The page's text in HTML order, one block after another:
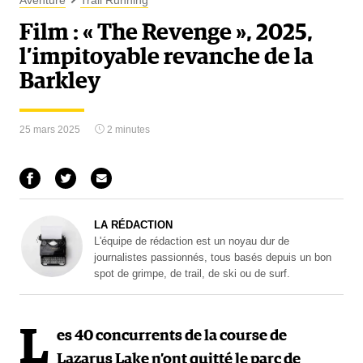
Film : « The Revenge », 2025,
l’impitoyable revanche de la
Barkley
25 mars 2025 2 minutes
LA RÉDACTION
L'équipe de rédaction est un noyau dur de
journalistes passionnés, tous basés depuis un bon
spot de grimpe, de trail, de ski ou de surf.
L es 40 concurrents de la course de
Lazarus Lake n’ont quitté le parc de